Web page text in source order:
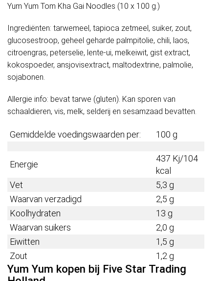
Yum Yum Tom Kha Gai Noodles (10 x 100 g.)
Ingrediënten: tarwemeel, tapioca zetmeel, suiker, zout,
glucosestroop, geheel geharde palmpitolie, chili, laos,
citroengras, peterselie, lente-ui, melkeiwit, gist extract,
kokospoeder, ansjovisextract, maltodextrine, palmolie,
sojabonen.
Allergie info: bevat tarwe (gluten). Kan sporen van
schaaldieren, vis, melk, selderij en sesamzaad bevatten.
Gemiddelde voedingswaarden per: 100 g
Energie
437 Kj/104
kcal
Vet
5,3 g
Waarvan verzadigd
2,5 g
Koolhydraten
13 g
Waarvan suikers
2,0 g
Eiwitten
1,5 g
Zout
1,2 g
Yum Yum kopen bij Five Star Trading